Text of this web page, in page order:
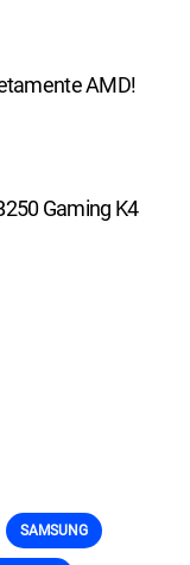
AMD!
Gaming K4
SAMSUNG